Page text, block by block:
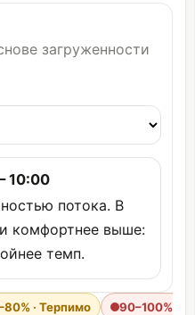
загруженности
10:00
потока. В
комфортнее выше:
темп.
· Терпимо 90–100% ·